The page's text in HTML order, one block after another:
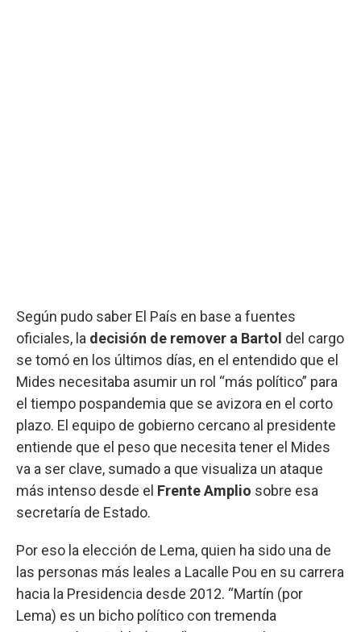
Según pudo saber El País en base a fuentes
oficiales, la decisión de remover a Bartol del cargo
se tomó en los últimos días, en el entendido que el
Mides necesitaba asumir un rol “más político” para
el tiempo pospandemia que se avizora en el corto
plazo. El equipo de gobierno cercano al presidente
entiende que el peso que necesita tener el Mides
va a ser clave, sumado a que visualiza un ataque
más intenso desde el Frente Amplio sobre esa
secretaría de Estado.
Por eso la elección de Lema, quien ha sido una de
las personas más leales a Lacalle Pou en su carrera
hacia la Presidencia desde 2012. “Martín (por
Lema) es un bicho político con tremenda